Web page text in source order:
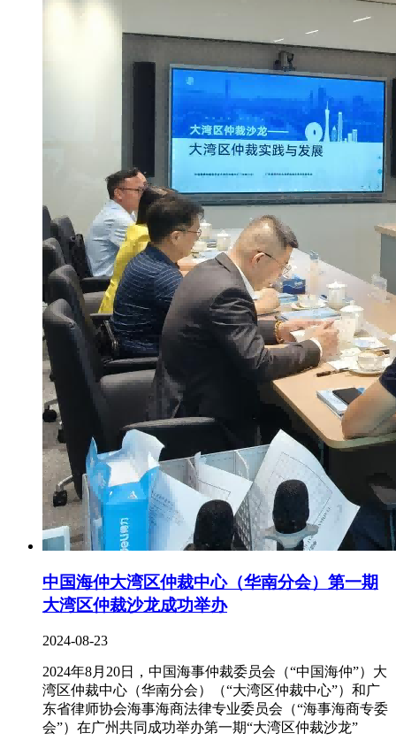
中国海仲大湾区仲裁中心（华南分会）第一期
大湾区仲裁沙龙成功举办
2024-08-23
2024年8月20日，中国海事仲裁委员会（“中国海仲”）大
湾区仲裁中心（华南分会）（“大湾区仲裁中心”）和广
东省律师协会海事海商法律专业委员会（“海事海商专委
会”）在广州共同成功举办第一期“大湾区仲裁沙龙”